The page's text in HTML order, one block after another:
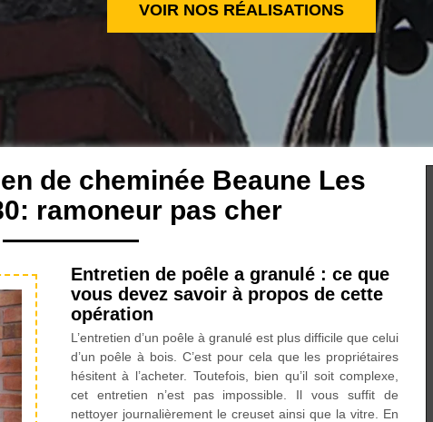
VOIR NOS RÉALISATIONS
de cheminée Beaune Les
ramoneur pas cher
Entretien de poêle a granulé : ce que
vous devez savoir à propos de cette
opération
L’entretien d’un poêle à granulé est plus difficile que celui
d’un poêle à bois. C’est pour cela que les propriétaires
hésitent à l’acheter. Toutefois, bien qu’il soit complexe,
cet entretien n’est pas impossible. Il vous suffit de
nettoyer journalièrement le creuset ainsi que la vitre. En